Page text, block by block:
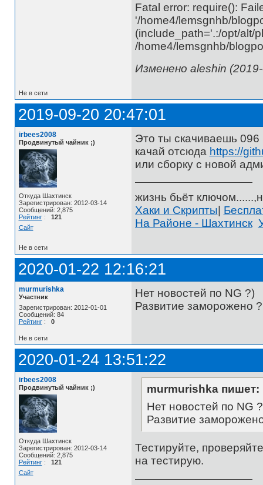
Fatal error: require():
'/home4/lemsgnhb/
(include_path='.:/opt/alt/
/home4/lemsgnhb/
Изменено aleshin
Не в сети
2019-09-20 20:47:01
irbees2008
Продвинутый чайник ;)
Откуда Шахтинск
Зарегистрирован: 2012-03-14
Сообщений: 2,875
Рейтинг: 121
Сайт
Это ты скачиваешь 096
качай отсюда https://
или сборку с новой
жизнь бьёт
Хаки и Скрипты
На Районе - Шахтинск
Не в сети
2020-01-22 12:16:21
murmurishka
Участник
Зарегистрирован: 2012-01-01
Сообщений: 84
Рейтинг: 0
Нет новостей по NG ?)
Развитие заморожено ?
Не в сети
2020-01-24 13:51:22
irbees2008
Продвинутый чайник ;)
Откуда Шахтинск
Зарегистрирован: 2012-03-14
Сообщений: 2,875
Рейтинг: 121
Сайт
murmurishka пишет:
Нет новостей по NG
Развитие
Тестируйте,
на тестирую.